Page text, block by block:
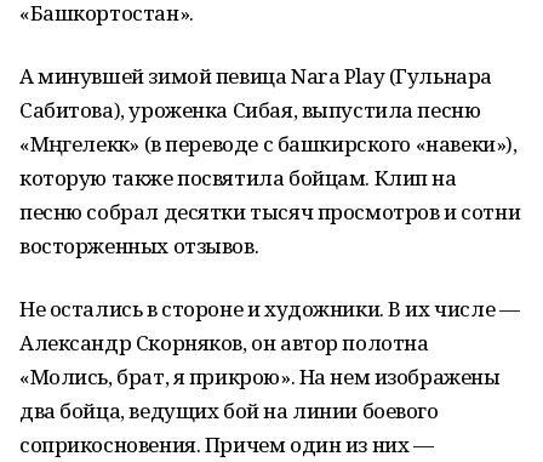
«Башкортостан».
А минувшей зимой певица Nara Play (Гульнара
Сабитова), уроженка Сибая, выпустила песню
«Мәңгелеккә» (в переводе с башкирского «навеки»),
которую также посвятила бойцам. Клип на
песню собрал десятки тысяч просмотров и сотни
восторженных отзывов.
Не остались в стороне и художники. В их числе —
Александр Скорняков, он автор полотна
«Молись, брат, я прикрою». На нем изображены
два бойца, ведущих бой на линии боевого
соприкосновения. Причем один из них —